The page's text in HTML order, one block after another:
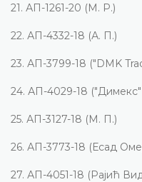
21. АП-1261-20 (М. Р.)
22. АП-4332-18 (А. П.)
23. АП-3799-18 ("DMK
24. АП-4029-18 ("Димекс"
25. АП-3127-18 (М. П.)
26. АП-3773-18 (Есад
27. АП-4051-18 (Рајић